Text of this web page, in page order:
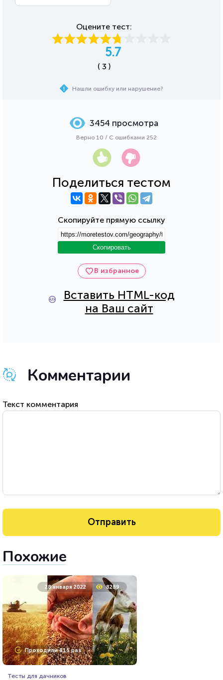
Оцените тест:
5.7
( 3 )
Нашли ошибку или нарушение?
В избранное
Вставить HTML-код
на Ваш сайт
Поделиться тестом
Скопируйте прямую ссылку
Скопировать
3454 просмотра
Верно 10 / С ошибками 252
Комментарии
Текст комментария
Похожие
28 января 2022 8289
Проходили 815 раз
Тесты для дачников